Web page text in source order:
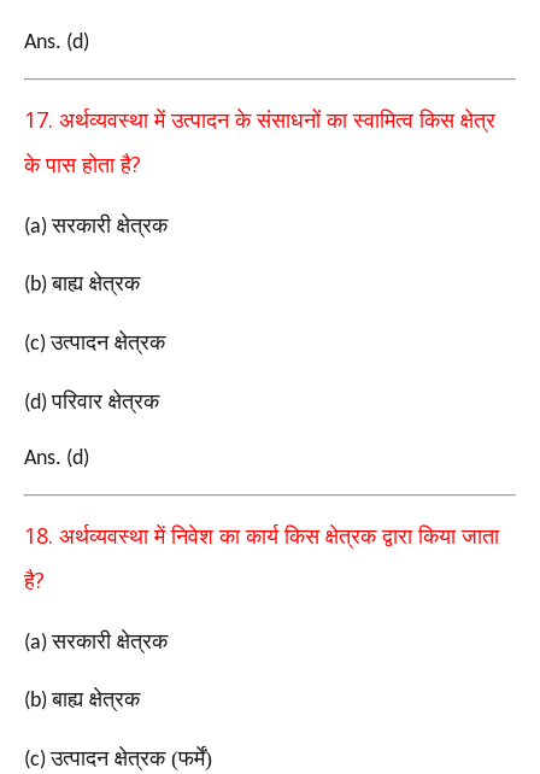
Ans. (d)
17. अर्थव्यवस्था में उत्पादन के संसाधनों का स्वामित्व किस क्षेत्र
के पास होता है?
(a)सरकारी क्षेत्रक
(b)बाह्य क्षेत्रक
(c)उत्पादन क्षेत्रक
(d)परिवार क्षेत्रक
Ans. (d)
18. अर्थव्यवस्था में निवेश का कार्य किस क्षेत्रक द्वारा किया जाता
है?
(a)सरकारी क्षेत्रक
(b)बाह्य क्षेत्रक
(c)उत्पादन क्षेत्रक (फर्में)